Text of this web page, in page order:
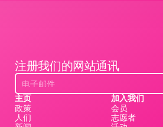
注册我们的网站通讯
主页
政策
人们
加入我们
会员
志愿者